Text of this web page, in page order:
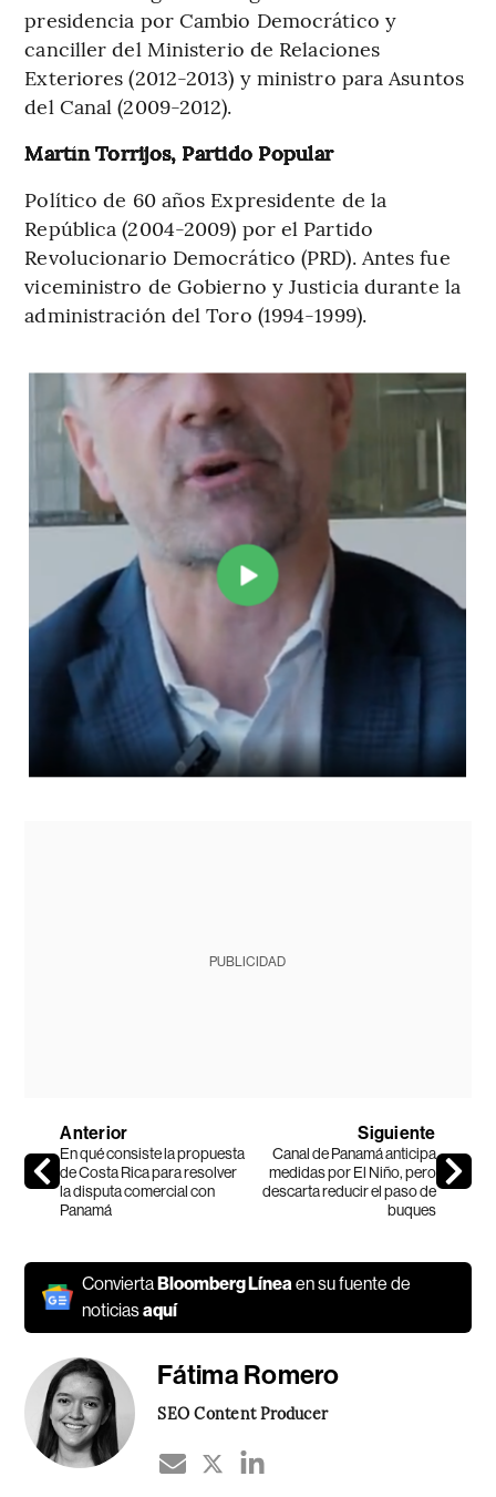
presidencia por Cambio Democrático y
canciller del Ministerio de Relaciones
Exteriores (2012-2013) y ministro para Asuntos
del Canal (2009-2012).
Martín Torrijos, Partido Popular
Político de 60 años Expresidente de la
República (2004-2009) por el Partido
Revolucionario Democrático (PRD). Antes fue
viceministro de Gobierno y Justicia durante la
administración del Toro (1994-1999).
PUBLICIDAD
Anterior
En qué consiste la propuesta
de Costa Rica para resolver
la disputa comercial con
Panamá
Siguiente
Canal de Panamá anticipa
medidas por El Niño, pero
descarta reducir el paso de
buques
ConviertaBloomberg Línea en su fuente de
noticiasaquí
Fátima Romero
SEO Content Producer